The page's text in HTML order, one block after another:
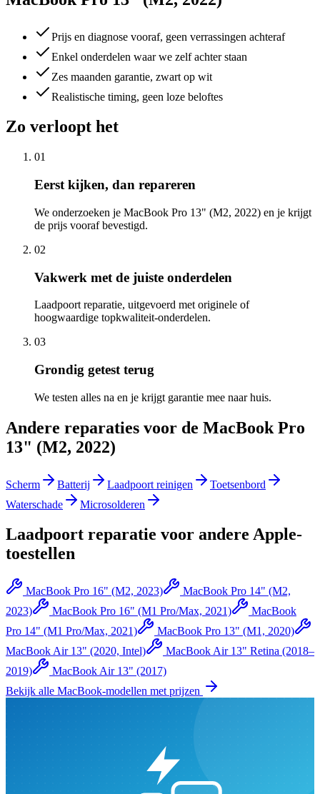
Prijs en diagnose vooraf, geen verrassingen achteraf
Enkel onderdelen waar we zelf achter staan
Zes maanden garantie, zwart op wit
Realistische timing, geen loze beloftes
Zo verloopt het
01
Eerst kijken, dan repareren
We onderzoeken je MacBook Pro 13" (M2, 2022) en je krijgt
de prijs vooraf bevestigd.
02
Vakwerk met de juiste onderdelen
Laadpoort reparatie, uitgevoerd met originele of
hoogwaardige topkwaliteit-onderdelen.
03
Grondig getest terug
We testen alles na en je krijgt garantie mee naar huis.
Andere reparaties voor de MacBook Pro
13" (M2, 2022)
Scherm Batterij Laadpoort reinigen
Toetsenbord
Waterschade
Microsolderen
Laadpoort reparatie voor andere Apple-
toestellen
MacBook Pro 16" (M2, 2023)
MacBook Pro 14" (M2,
2023)
MacBook Pro 16" (M1 Pro/Max, 2021)
MacBook
Pro 14" (M1 Pro/Max, 2021)
MacBook Pro 13" (M1, 2020)
MacBook Air 13" (2020, Intel)
MacBook Air 13" Retina (2018–
2019)
MacBook Air 13" (2017)
Bekijk alle MacBook-modellen met prijzen